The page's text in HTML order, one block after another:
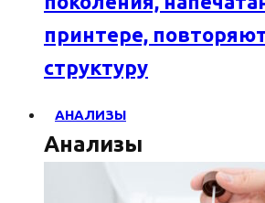
принтере,
структуру
АНАЛИЗЫ
Анализы